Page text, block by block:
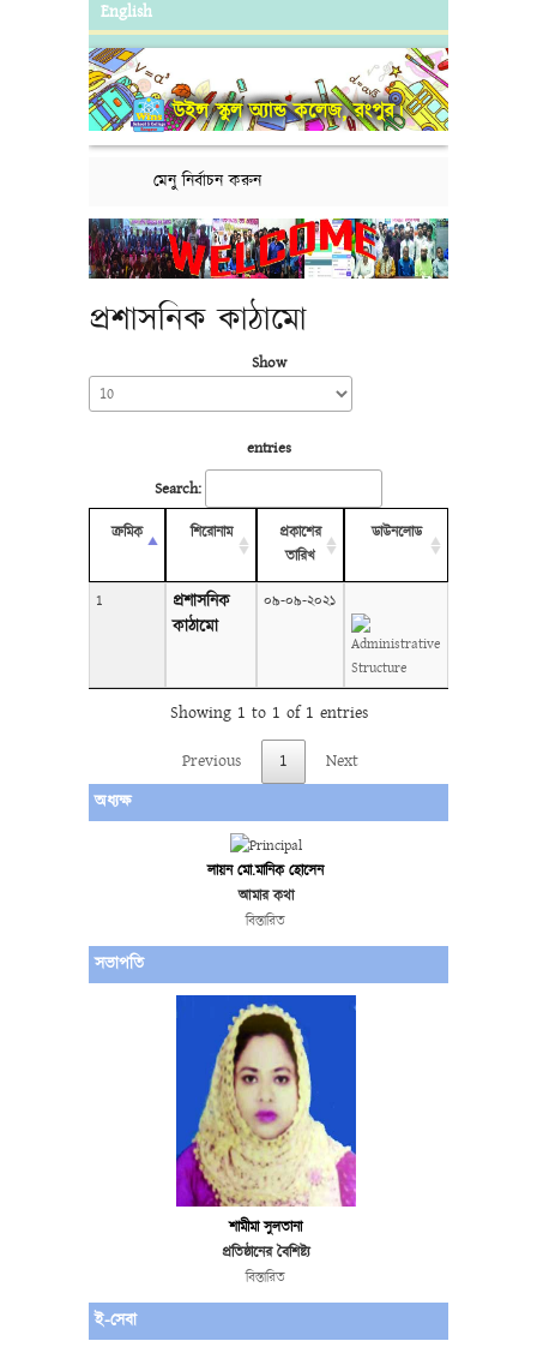
English
উইন্স স্কুল অ্যান্ড কলেজ, রংপুর।
মেনু নির্বাচন করুন
প্রশাসনিক কাঠামো
Show
entries
Search:
ক্রমিক শিরোনাম
প্রকাশের
তারিখ
ডাউনলোড
1
প্রশাসনিক
কাঠামো
০৯-০৯-২০২১
Showing 1 to 1 of 1 entries
Previous
1
Next
অধ্যক্ষ
লায়ন মো.মানিক হোসেন
আমার কথা
বিস্তারিত
সভাপতি
শামীমা সুলতানা
প্রতিষ্ঠানের বৈশিষ্ট্য
বিস্তারিত
ই-সেবা